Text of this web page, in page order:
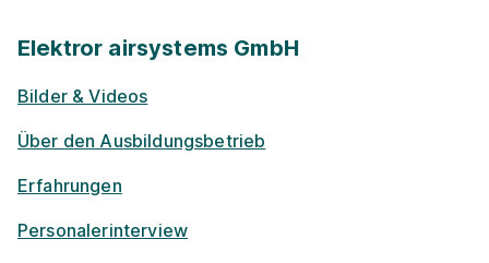
Vermögens­wirksame Leistungen
Events für Schü­ler / Stu­die­ren­de
Praktikums-Pool
Elektror airsystems GmbH
Bilder & Videos
Über den Ausbildungsbetrieb
Erfahrungen
Personalerinterview